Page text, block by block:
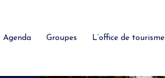
Agenda Groupes L’office de tourisme